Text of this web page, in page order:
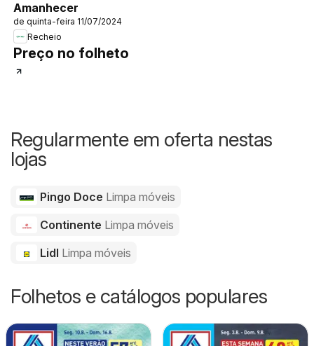
Amanhecer
de quinta-feira 11/07/2024
Recheio
Preço no folheto
Regularmente em oferta nestas
lojas
Pingo Doce Limpa móveis
Continente Limpa móveis
Lidl Limpa móveis
Folhetos e catálogos populares